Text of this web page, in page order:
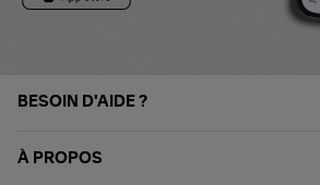
BESOIN D'AIDE ?
À PROPOS